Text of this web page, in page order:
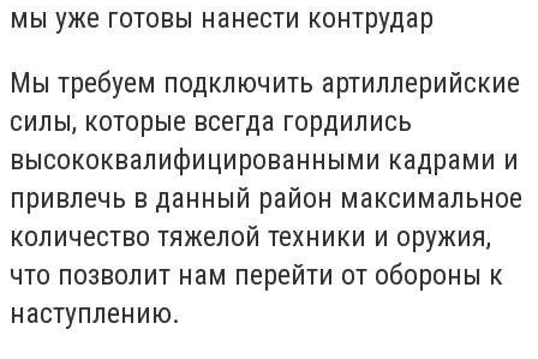
мы уже готовы нанести контрудар
Мы требуем подключить артиллерийские
силы, которые всегда гордились
высококвалифицированными кадрами и
привлечь в данный район максимальное
количество тяжелой техники и оружия,
что позволит нам перейти от обороны к
наступлению.